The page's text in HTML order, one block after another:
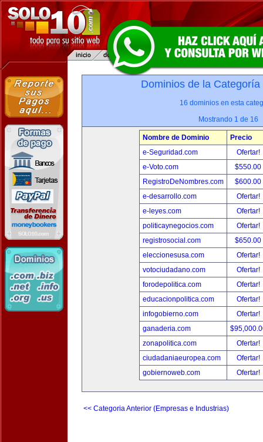
Dominios de la
16 dominios en esta
Mostrando 1 de 16
Nombre de Dominio
Precio
e-Seguridad.com
Ofertar!
e-Voto.com
$550.00
RegistroDeNombres.com
$600.00
e-desarrollo.com
Ofertar!
e-leyes.com
Ofertar!
politicaynegocios.com
Ofertar!
registrosocial.com
$650.00
eleccionesusa.com
Ofertar!
votociudadano.com
Ofertar!
forodepolitica.com
Ofertar!
educacionpolitica.com
Ofertar!
infogobierno.com
Ofertar!
ganaderia.com
zonapolitica.com
Ofertar!
ciudadaniaeuropea.com
Ofertar!
gobiernoweb.com
Ofertar!
<< Categoria Anterior (Empresas e Industrias)